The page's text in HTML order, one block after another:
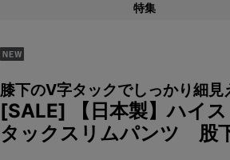
特集
膝下のV字タックでしっかり細見
[SALE] 【日本製】ハイ
タックスリムパンツ 股